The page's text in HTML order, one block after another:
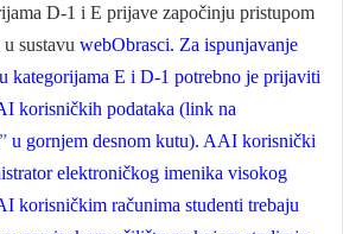
D-1 i E prijave započinju pristupom
sustavu webObrasci. Za ispunjavanje
kategorijama E i D-1 potrebno je prijaviti
korisničkih podataka (link na
u gornjem desnom kutu). AAI korisnički
elektroničkog imenika visokog
korisničkim računima studenti trebaju